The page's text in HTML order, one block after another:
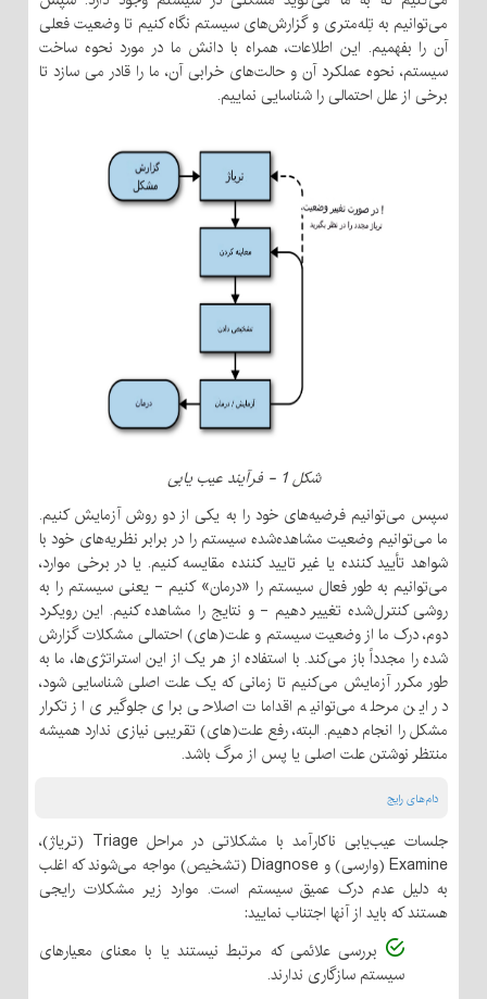
می‌توانیم به تِله‌متری و گزارش‌های سیستم نگاه کنیم تا وضعیت فعلی
آن را بفهمیم. این اطلاعات، همراه با دانش ما در مورد نحوه ساخت
سیستم، نحوه عملکرد آن و حالت‌های خرابی آن، ما را قادر می سازد تا
برخی از علل احتمالی را شناسایی نماییم.
شکل 1 - فرآیند عیب یابی
سپس می‌توانیم فرضیه‌های خود را به یکی از دو روش آزمایش کنیم.
ما می‌توانیم وضعیت مشاهده‌شده سیستم را در برابر نظریه‌های خود با
شواهد تأیید کننده یا غیر تایید کننده مقایسه کنیم. یا در برخی موارد،
می‌توانیم به طور فعال سیستم را «درمان» کنیم - یعنی سیستم را به
روشی کنترل‌شده تغییر دهیم - و نتایج را مشاهده کنیم. این رویکرد
دوم، درک ما از وضعیت سیستم و علت(های) احتمالی مشکلات گزارش
شده را مجدداً باز می‌کند. با استفاده از هر یک از این استراتژی‌ها، ما به
طور مکرر آزمایش می‌کنیم تا زمانی که یک علت اصلی شناسایی شود،
در این مرحله می‌توانیم اقدامات اصلاحی برای جلوگیری از تکرار
مشکل را انجام دهیم. البته، رفع علت(های) تقریبی نیازی ندارد همیشه
منتظر نوشتن علت اصلی یا پس از مرگ باشد.
دام‌های رایج
جلسات عیب‌یابی ناکارآمد با مشکلاتی در مراحل Triage (تریاژ)،
Examine (وارسی) و Diagnose (تشخیص) مواجه می‌شوند که اغلب
به دلیل عدم درک عمیق سیستم است. موارد زیر مشکلات رایجی
هستند که باید از آنها اجتناب نمایید:
بررسی علائمی که مرتبط نیستند یا با معنای معیارهای
سیستم سازگاری ندارند.